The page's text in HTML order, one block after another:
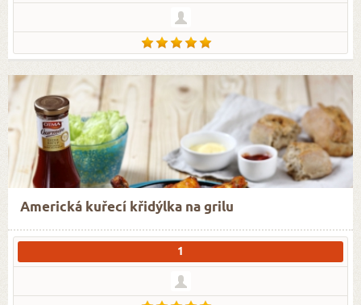
Americká kuřecí křidýlka na grilu
1